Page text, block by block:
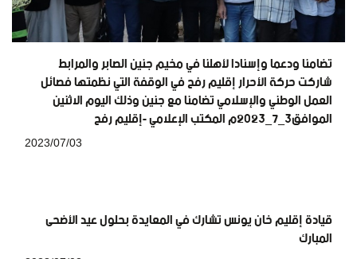
تضامنا ودعما وإسنادا لأهلنا في مخيم جنين الصابر والمرابط
شاركت حركة الأحرار إقليم رفح في الوقفة التي نظمتها فصائل
العمل الوطني والإسلامي تضامنا مع جنين وذلك اليوم الاثنين
الموافق٣_٧_٢٠٢٣م المكتب الإعلامي -إقليم رفح
قيادة إقليم خان يونس تشارك في المعايدة بحلول عيد الأضحى
المبارك